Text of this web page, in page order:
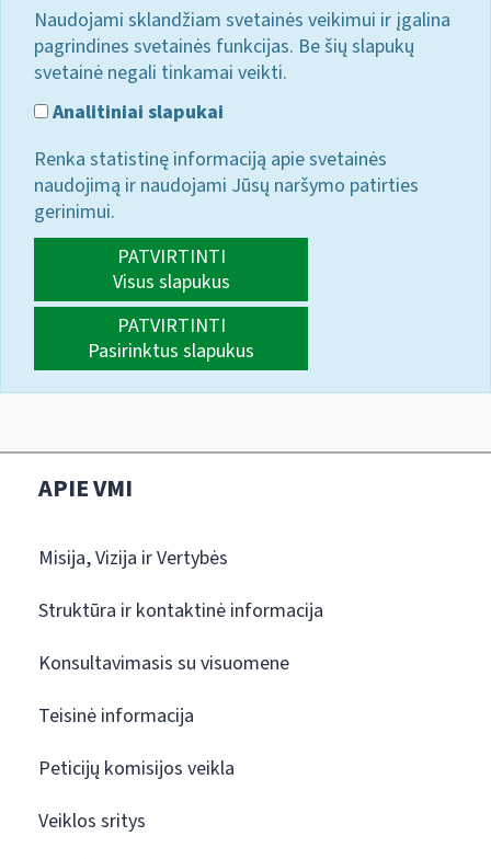
Naudojami sklandžiam svetainės veikimui ir įgalina
pagrindines svetainės funkcijas. Be šių slapukų
svetainė negali tinkamai veikti.
Analitiniai slapukai
Renka statistinę informaciją apie svetainės
naudojimą ir naudojami Jūsų naršymo patirties
gerinimui.
PATVIRTINTI
Visus slapukus
PATVIRTINTI
Pasirinktus slapukus
APIE VMI
Misija, Vizija ir Vertybės
Struktūra ir kontaktinė informacija
Konsultavimasis su visuomene
Teisinė informacija
Peticijų komisijos veikla
Veiklos sritys